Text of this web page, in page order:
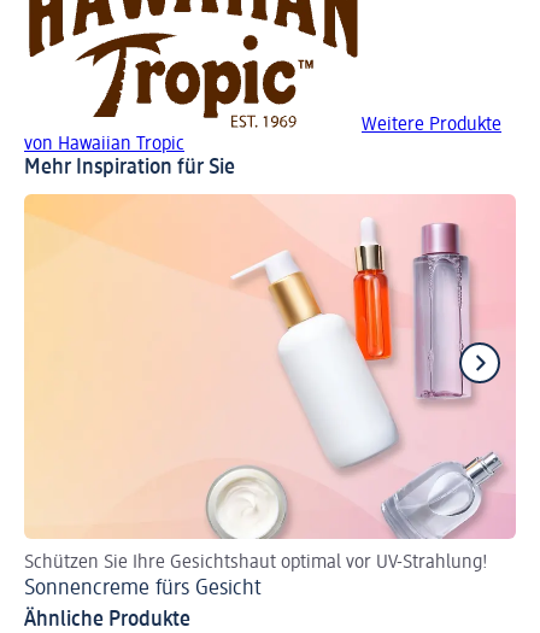
Weitere Produkte
von Hawaiian Tropic
Mehr Inspiration für Sie
Schützen Sie Ihre Gesichtshaut optimal vor UV-Strahlung!
Sonnencreme fürs Gesicht
Ähnliche Produkte